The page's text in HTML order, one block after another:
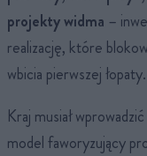
projekty widma –
realizację, które
wbicia pierwszej łopaty.
Kraj musiał
model faworyzujący